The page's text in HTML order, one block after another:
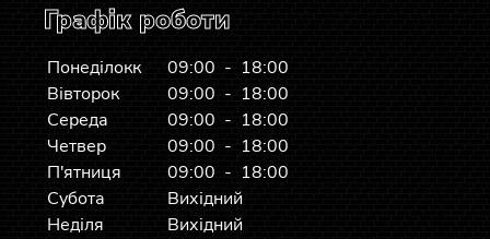
Графік роботи
Понеділокк
09:00 - 18:00
Вівторок
09:00 - 18:00
Середа
09:00 - 18:00
Четвер
09:00 - 18:00
П'ятниця
09:00 - 18:00
Субота
Вихідний
Неділя
Вихідний